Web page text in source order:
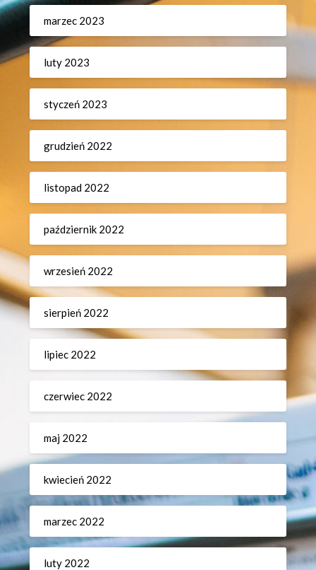
marzec 2023
luty 2023
styczeń 2023
grudzień 2022
listopad 2022
październik 2022
wrzesień 2022
sierpień 2022
lipiec 2022
czerwiec 2022
maj 2022
kwiecień 2022
marzec 2022
luty 2022